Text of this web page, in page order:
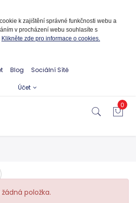
k zajištění správné funkčnosti webu a
v procházení webu souhlasíte s
Klikněte zde pro informace o cookies.
Blog Sociální Sítě
Účet
0
položka.